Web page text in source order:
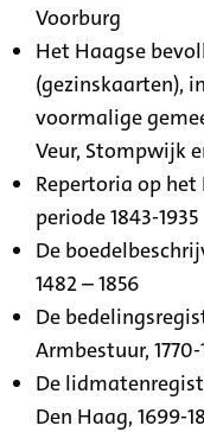
Voorburg
Het Haagse
(gezinskaarten),
voormalige
Veur, Stompwijk
Repertoria op
periode 1843-1935
De
1482 – 1856
De
Armbestuur, 1770-
De
Den Haag, 1699-